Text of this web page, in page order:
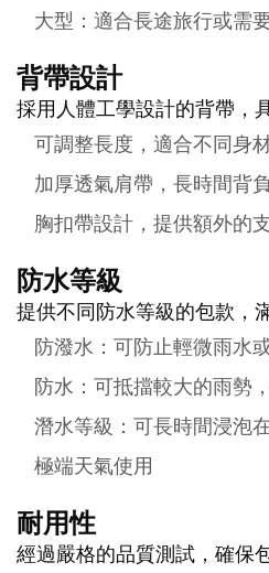
大型：適合長途旅行或需
背帶設計
採用人體工學設計的背帶，
可調整長度，適合不同身
加厚透氣肩帶，長時間背
胸扣帶設計，提供額外的
防水等級
提供不同防水等級的包款，
防潑水：可防止輕微雨水
防水：可抵擋較大的雨勢
潛水等級：可長時間浸泡
極端天氣使用
耐用性
經過嚴格的品質測試，確保